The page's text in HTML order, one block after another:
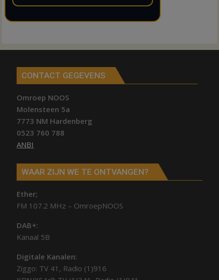
CONTACT GEGEVENS
Omroep NOOS
Molensteen 5a
7773 NM Hardenberg
0523 760 788
ANBI
WAAR ZIJN WE TE ONTVANGEN?
Ether;
FM 107.2 MHz – OmroepNOOS
DAB+:
Kanaal 5B
Digitale Kanalen:
Ziggo: TV 41, Radio (1)916